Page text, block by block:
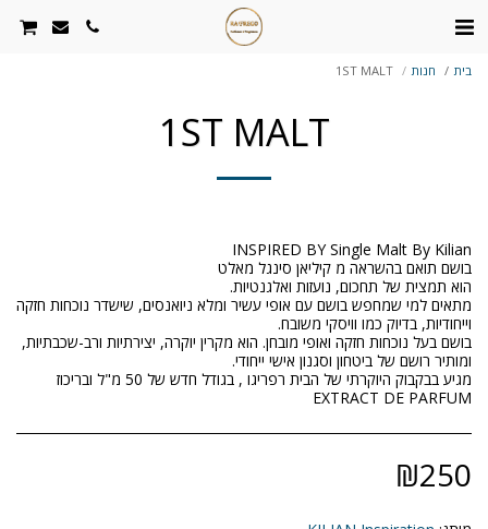
בית חנות 1ST MALT
1ST MALT
מתאים למי שמחפש בושם עם אופי עשיר ומלא ניואנסים, שישדר נוכחות חזקה
בושם בעל נוכחות חזקה ואופי מובחן. הוא מקרין יוקרה, יצירתיות ורב-שכבתיות,
מגיע בבקבוק היוקרתי של הבית רפריגו , בגודל חדש של 50 מ"ל ובריכוז
EXTRACT DE PARFUM
₪250